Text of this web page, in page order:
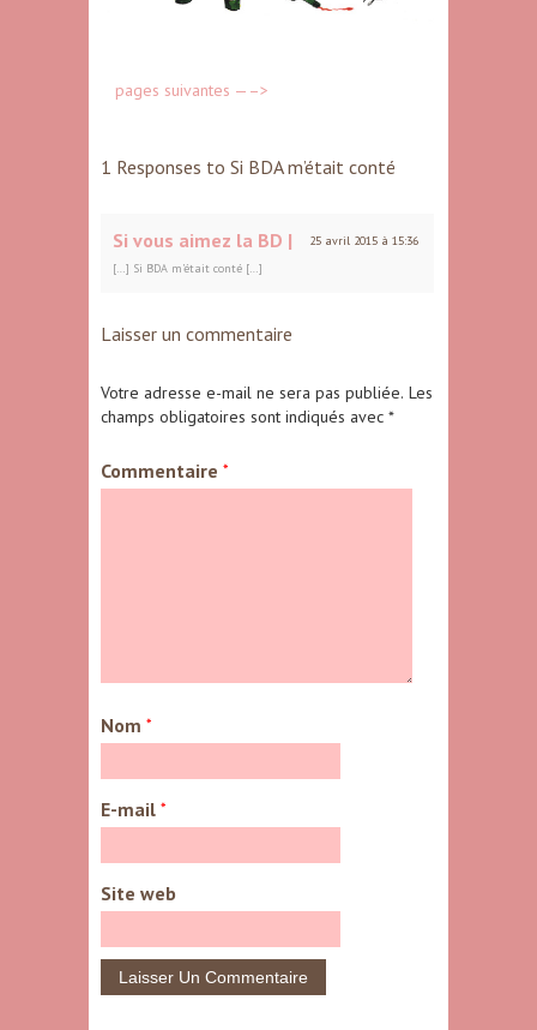
pages suivantes —–>
1 Responses to Si BDA m’était conté
Si vous aimez la BD |
25 avril 2015 à 15:36
[…] Si BDA m’était conté […]
Laisser un commentaire
Votre adresse e-mail ne sera pas publiée. Les
champs obligatoires sont indiqués avec *
Commentaire *
Nom *
E-mail *
Site web